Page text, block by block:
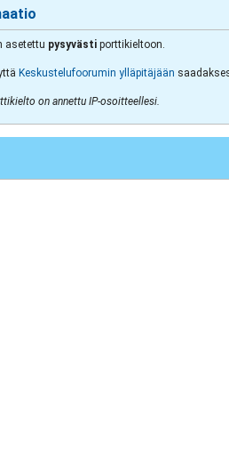
asetettu pysyvästi porttikieltoon.
Keskustelufoorumin ylläpitäjään
on annettu IP-osoitteellesi.